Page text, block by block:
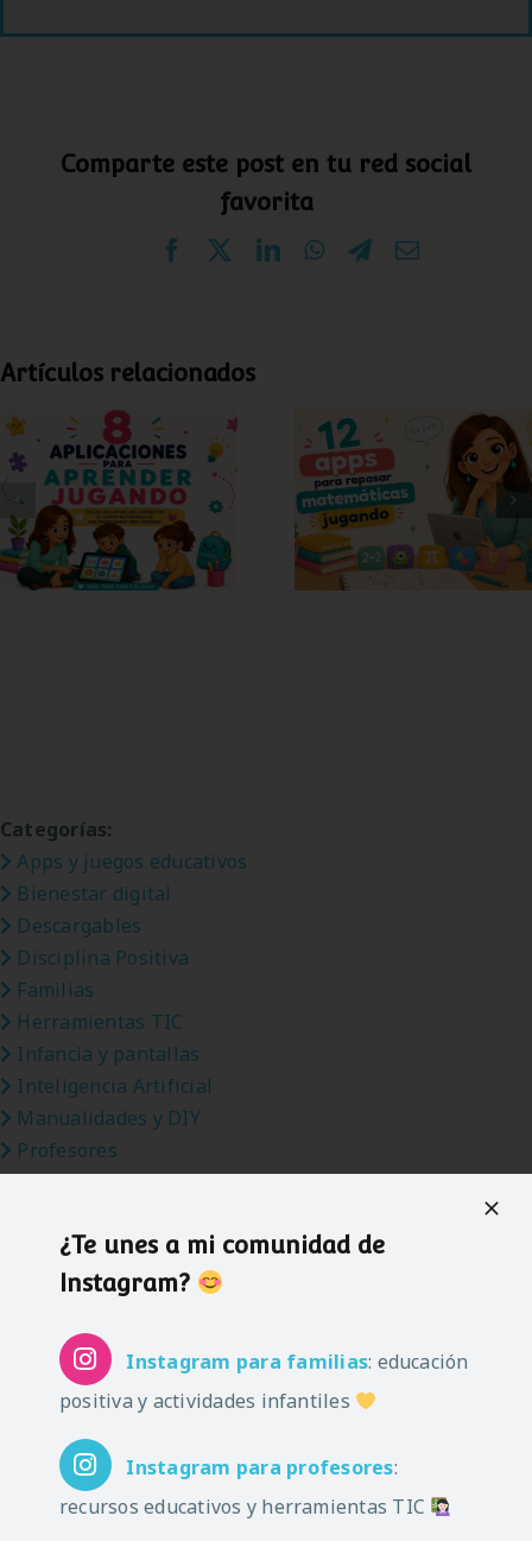
Comparte este post en tu red social
favorita
FacebookLinkedInWhatsApp
Telegram
Correo
Artículos relacionados
8 apps para
aprender jugando
12 apps de
matemáticas para
niños
Categorías:
Apps y juegos educativos
Bienestar digital
Descargables
Disciplina Positiva
Familias
Herramientas TIC
Infancia y pantallas
Inteligencia Artificial
Manualidades y DIY
Profesores
Recursos educativos
Halloween
Navidad
Pascua
Verano
¿Te unes a mi comunidad de
Instagram?
Instagram para familias: educación
positiva y actividades infantiles
Instagram para profesores:
recursos educativos y herramientas TIC